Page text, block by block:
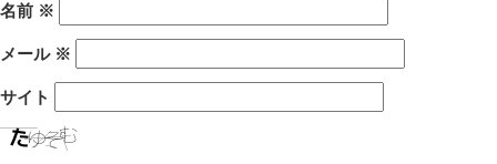
名前 ※
メール ※
サイト